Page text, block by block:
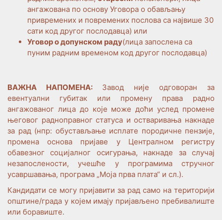
ангажована по основу Уговора о обављању
привремених и повремених послова са највише 30
сати код другог послодавца) или
Уговор о допунском раду(лица запослена са
пуним радним временом код другог послодавца)
ВАЖНА НАПОМЕНА: Завод није одговоран за
евентуални губитак или промену права радно
ангажованог лица до које може доћи услед промене
његовог радноправног статуса и остваривања накнаде
за рад (нпр: обустављање исплате породичне пензије,
промена основа пријаве у Централном регистру
обавезног социјалног осигурања, накнаде за случај
незапослености, учешће у програмима стручног
усавршавања, програма „Моја прва плата“ и сл.).
Кандидати се могу пријавити за рад само на територији
општине/града у којем имају пријављено пребивалиште
или боравиште.